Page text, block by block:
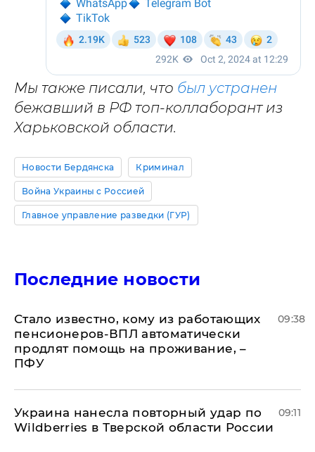
Мы также писали, что был устранен
бежавший в РФ топ-коллаборант из
Харьковской области.
Новости Бердянска Криминал
Война Украины с Россией
Главное управление разведки (ГУР)
Последние новости
Стало известно, кому из работающих
пенсионеров-ВПЛ автоматически
продлят помощь на проживание, –
ПФУ
09:38
Украина нанесла повторный удар по
Wildberries в Тверской области России
09:11